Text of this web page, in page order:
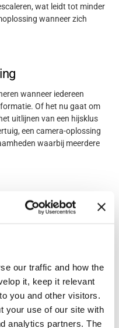
our traffic and how the
it, keep it relevant
you and other visitors.
your use of our site with
analytics partners. The
wat leidt tot minder
wanneer zich
wanneer iedereen
Of het nu gaatom
uitlijnen van een hijsklus
een camera-oplossing
waarbij meerdere